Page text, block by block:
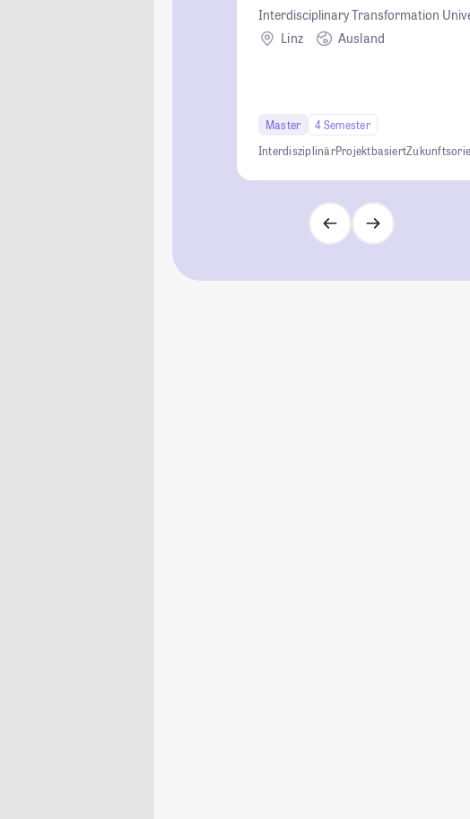
Interdisciplinary Transformation
Linz
Ausland
Master
4 Semester
InterdisziplinärProjektbasiert